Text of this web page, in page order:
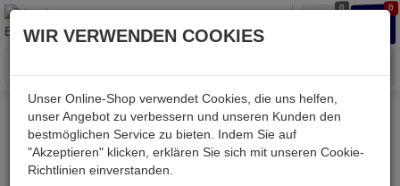
0 0
Menü
Weiter einkaufen Kessler electronic
mechanisch
TAE6F-K
WIR VERWENDEN COOKIES
Unser Online-Shop verwendet Cookies, die uns helfen,
unser Angebot zu verbessern und unseren Kunden den
bestmöglichen Service zu bieten. Indem Sie auf
"Akzeptieren" klicken, erklären Sie sich mit unseren Cookie-
Richtlinien einverstanden.